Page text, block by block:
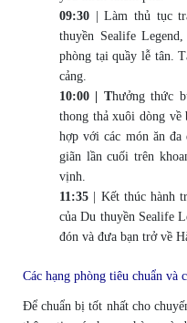
09:30
| Làm thủ tục
thuyền Sealife
phòng tại quầy lễ tân.
cảng.
10:00 | Thưởng thức
thong thả xuôi dòng về
hợp với các món ăn
giãn lần cuối trên
vịnh.
11:35 | Kết thúc hành
của Du thuyền Sealife
đón và đưa bạn trở về
Các hạng phòng tiêu chuẩn và c
Để chuẩn bị tốt nhất cho